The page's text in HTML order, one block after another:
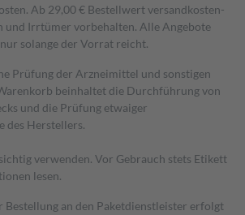
Ab 29,00 € Bestell­wert versand­kosten­
und Irrtümer vorbehalten. Alle Angebote
solange der Vorrat reicht.
Prüfung der Arzneimittel und sonstigen
beinhaltet die Durchführung von
und die Prüfung etwaiger
des Herstellers.
verwenden. Vor Gebrauch stets Etikett
lesen.
Bestellung an den Paketdienstleister erfolgt